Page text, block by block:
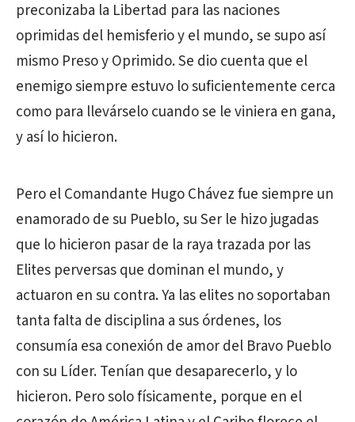
preconizaba la Libertad para las naciones
oprimidas del hemisferio y el mundo, se supo así
mismo Preso y Oprimido. Se dio cuenta que el
enemigo siempre estuvo lo suficientemente cerca
como para llevárselo cuando se le viniera en gana,
y así lo hicieron.
Pero el Comandante Hugo Chávez fue siempre un
enamorado de su Pueblo, su Ser le hizo jugadas
que lo hicieron pasar de la raya trazada por las
Elites perversas que dominan el mundo, y
actuaron en su contra. Ya las elites no soportaban
tanta falta de disciplina a sus órdenes, los
consumía esa conexión de amor del Bravo Pueblo
con su Líder. Tenían que desaparecerlo, y lo
hicieron. Pero solo físicamente, porque en el